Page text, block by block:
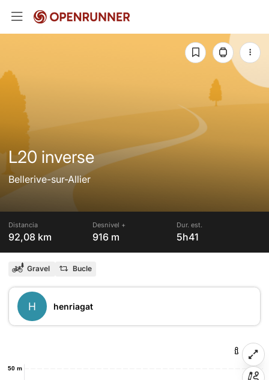
L20 inverse
Bellerive-sur-Allier
Distancia
92,08 km
Desnivel +
916 m
Dur. est.
5h41
Gravel Bucle
H henriagat
50 m